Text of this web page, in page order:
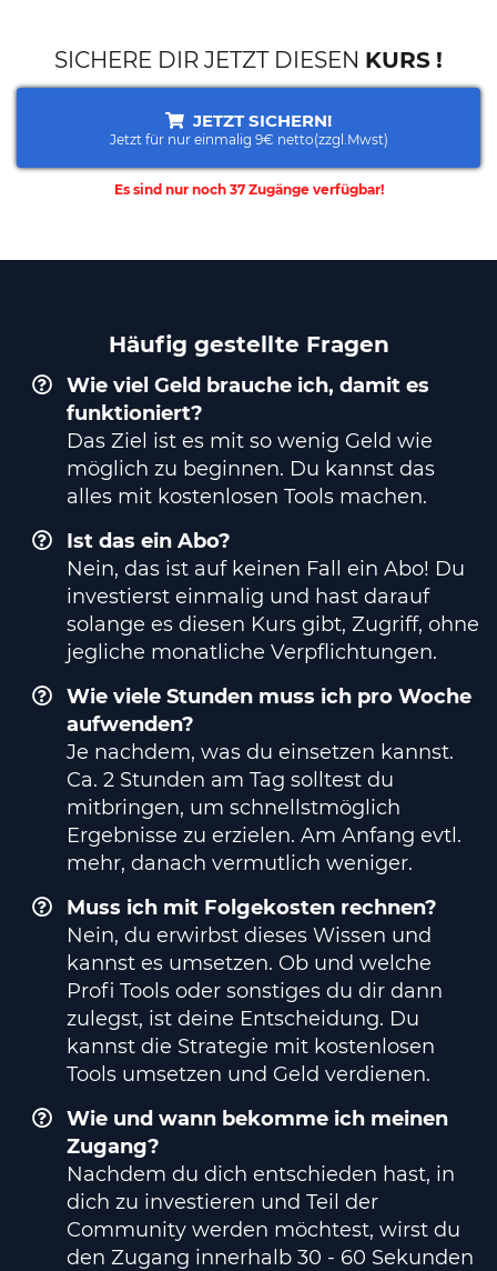
SICHERE DIR JETZT DIESEN KURS !
JETZT SICHERN!
Jetzt für nur einmalig 9€ netto(zzgl.Mwst)
Es sind nur noch 37Zugänge verfügbar!
Häufig gestellte Fragen
Wie viel Geld brauche ich, damit es
funktioniert?
Das Ziel ist es mit so wenig Geld wie
möglich zu beginnen. Du kannst das
alles mit kostenlosen Tools machen.
Ist das ein Abo?
Nein, das ist auf keinen Fall ein Abo! Du
investierst einmalig und hast darauf
solange es diesen Kurs gibt, Zugriff, ohne
jegliche monatliche Verpflichtungen.
Wie viele Stunden muss ich pro Woche
aufwenden?
Je nachdem, was du einsetzen kannst.
Ca. 2 Stunden am Tag solltest du
mitbringen, um schnellstmöglich
Ergebnisse zu erzielen. Am Anfang evtl.
mehr, danach vermutlich weniger.
Muss ich mit Folgekosten rechnen?
Nein, du erwirbst dieses Wissen und
kannst es umsetzen. Ob und welche
Profi Tools oder sonstiges du dir dann
zulegst, ist deine Entscheidung. Du
kannst die Strategie mit kostenlosen
Tools umsetzen und Geld verdienen.
Wie und wann bekomme ich meinen
Zugang?
Nachdem du dich entschieden hast, in
dich zu investieren und Teil der
Community werden möchtest, wirst du
den Zugang innerhalb 30 - 60 Sekunden